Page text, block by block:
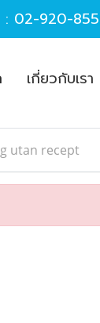
: 02-920-
เกี่ยวกับเรา
utan recept